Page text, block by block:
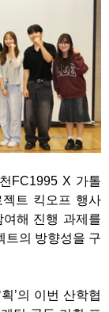
FC1995 X 가톨
젝트 킥오프 행사
해 진행 과제를
트의 방향성을 구
’의 이번 산학협